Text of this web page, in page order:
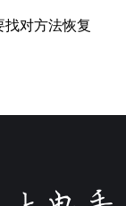
对方法恢复